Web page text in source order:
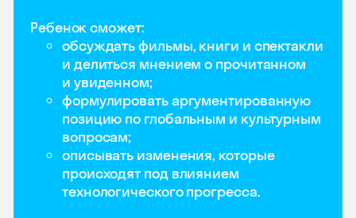
Ребенок сможет:
обсуждать фильмы, книги и спектакли
и делиться мнением о прочитанном
и увиденном;
формулировать аргументированную
позицию по глобальным и культурным
вопросам;
описывать изменения, которые
происходят под влиянием
технологического прогресса.